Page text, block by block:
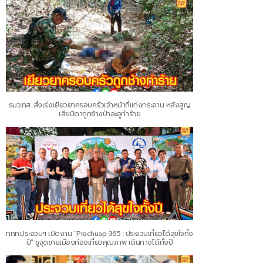
รมว.ทส. สั่งเร่งเยียวยาครอบครัวเจ้าหน้าที่แก่งกระจาน หลังสูญ
เสียบิดาถูกช้างป่าละอูทำร้าย
ททท.ประจวบฯ เปิดงาน “Prachuap 365 : ประจวบเที่ยวได้สุขใจทั้ง
ปี” ชูจุดขายเมืองท่องเที่ยวคุณภาพ เดินทางได้ทั้งปี